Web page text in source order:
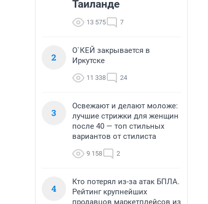
Таиланде
13 575 7
2
О`КЕЙ закрывается в
Иркутске
11 338 24
3
Освежают и делают моложе:
лучшие стрижки для женщин
после 40 — топ стильных
вариантов от стилиста
9 158 2
4
Кто потерял из-за атак БПЛА.
Рейтинг крупнейших
продавцов маркетплейсов из